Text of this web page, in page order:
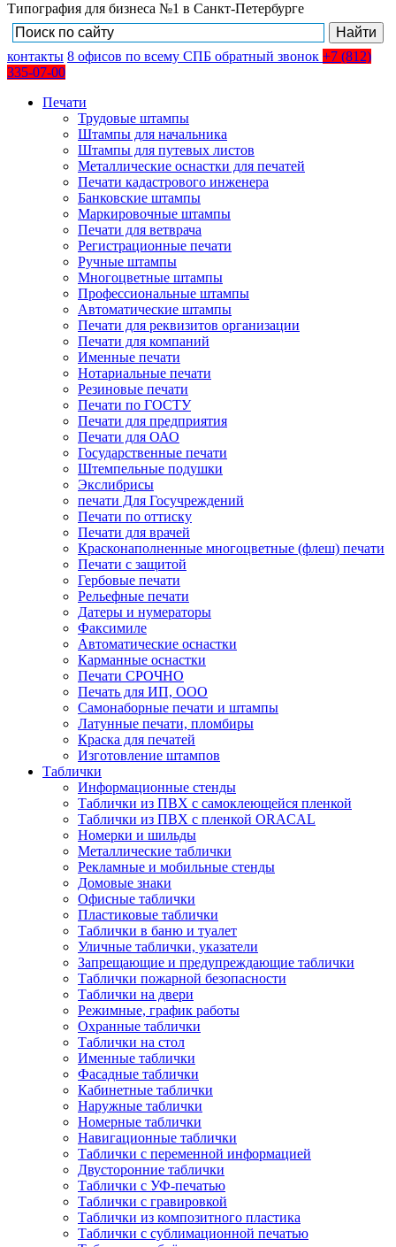
Типография для бизнеса №1 в Санкт-Петербурге
контакты 8 офисов по всему СПБ обратный звонок +7 (812)
335-07-00
Печати
Трудовые штампы
Штампы для начальника
Штампы для путевых листов
Металлические оснастки для печатей
Печати кадастрового инженера
Банковские штампы
Маркировочные штампы
Печати для ветврача
Регистрационные печати
Ручные штампы
Многоцветные штампы
Профессиональные штампы
Автоматические штампы
Печати для реквизитов организации
Печати для компаний
Именные печати
Нотариальные печати
Резиновые печати
Печати по ГОСТУ
Печати для предприятия
Печати для ОАО
Государственные печати
Штемпельные подушки
Экслибрисы
печати Для Госучреждений
Печати по оттиску
Печати для врачей
Красконаполненные многоцветные (флеш) печати
Печати с защитой
Гербовые печати
Рельефные печати
Датеры и нумераторы
Факсимиле
Автоматические оснастки
Карманные оснастки
Печати СРОЧНО
Печать для ИП, ООО
Самонаборные печати и штампы
Латунные печати, пломбиры
Краска для печатей
Изготовление штампов
Таблички
Информационные стенды
Таблички из ПВХ с самоклеющейся пленкой
Таблички из ПВХ с пленкой ORACAL
Номерки и шильды
Металлические таблички
Рекламные и мобильные стенды
Домовые знаки
Офисные таблички
Пластиковые таблички
Таблички в баню и туалет
Уличные таблички, указатели
Запрещающие и предупреждающие таблички
Таблички пожарной безопасности
Таблички на двери
Режимные, график работы
Охранные таблички
Таблички на стол
Именные таблички
Фасадные таблички
Кабинетные таблички
Наружные таблички
Номерные таблички
Навигационные таблички
Таблички с переменной информацией
Двусторонние таблички
Таблички с УФ-печатью
Таблички с гравировкой
Таблички из композитного пластика
Таблички с сублимационной печатью